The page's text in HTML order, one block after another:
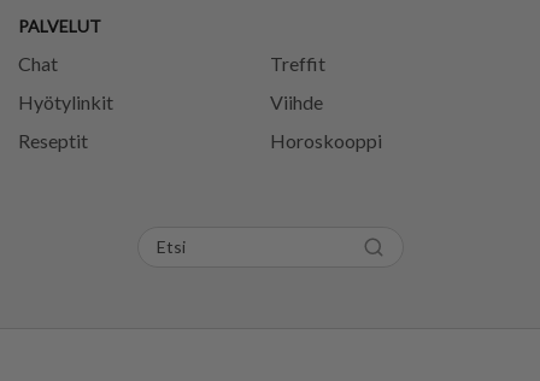
PALVELUT
Chat
Treffit
Hyötylinkit
Viihde
Reseptit
Horoskooppi